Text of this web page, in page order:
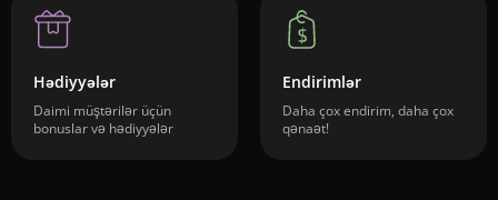
Hədiyyələr
Daimi müştərilər üçün
bonuslar və hədiyyələr
Endirimlər
Daha çox endirim, daha çox
qənaət!